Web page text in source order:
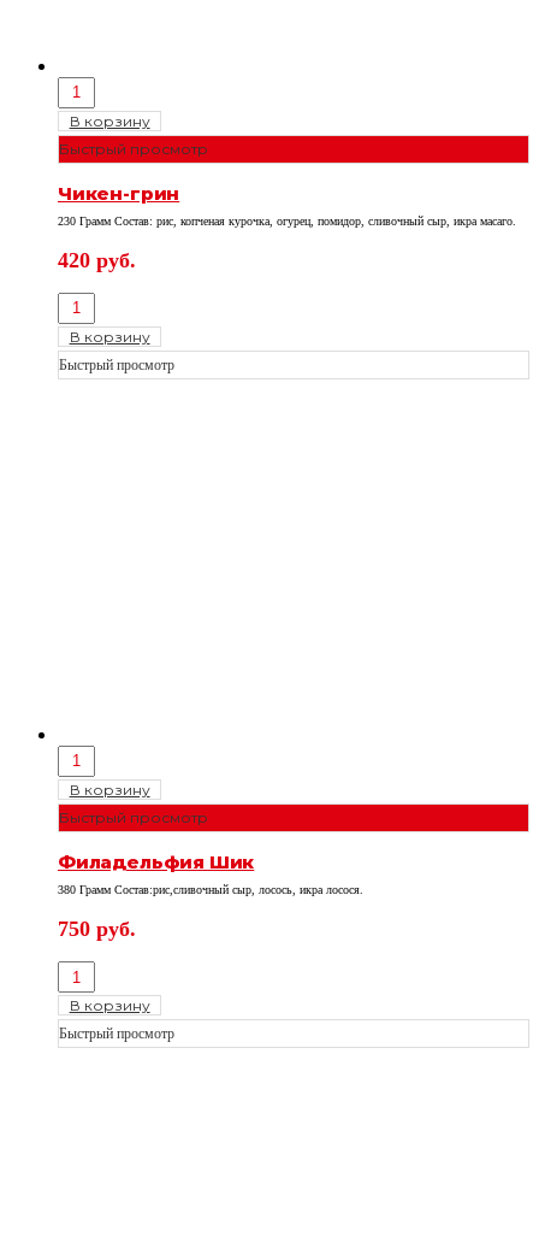
В корзину
Быстрый просмотр
Чикен-грин
230 Грамм Состав: рис, копченая курочка, огурец, помидор, сливочный сыр, икра масаго.
420 руб.
В корзину
Быстрый просмотр
В корзину
Быстрый просмотр
Филадельфия Шик
380 Грамм Состав:рис,сливочный сыр, лосось, икра лосося.
750 руб.
В корзину
Быстрый просмотр